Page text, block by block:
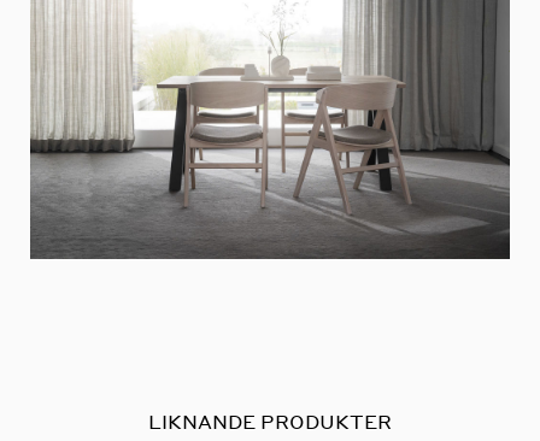
LIKNANDE PRODUKTER